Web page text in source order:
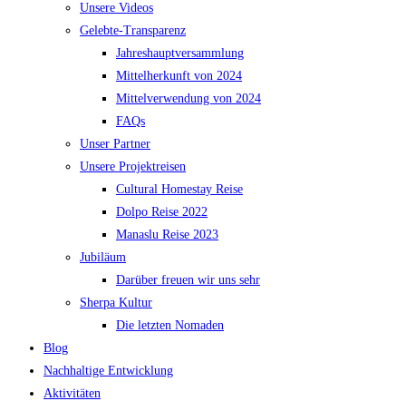
Unsere Videos
Gelebte-Transparenz
Jahreshauptversammlung
Mittelherkunft von 2024
Mittelverwendung von 2024
FAQs
Unser Partner
Unsere Projektreisen
Cultural Homestay Reise
Dolpo Reise 2022
Manaslu Reise 2023
Jubiläum
Darüber freuen wir uns sehr
Sherpa Kultur
Die letzten Nomaden
Blog
Nachhaltige Entwicklung
Aktivitäten